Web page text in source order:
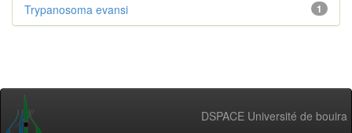
1
Trypanosoma evansi
DSPACE Université de bouira